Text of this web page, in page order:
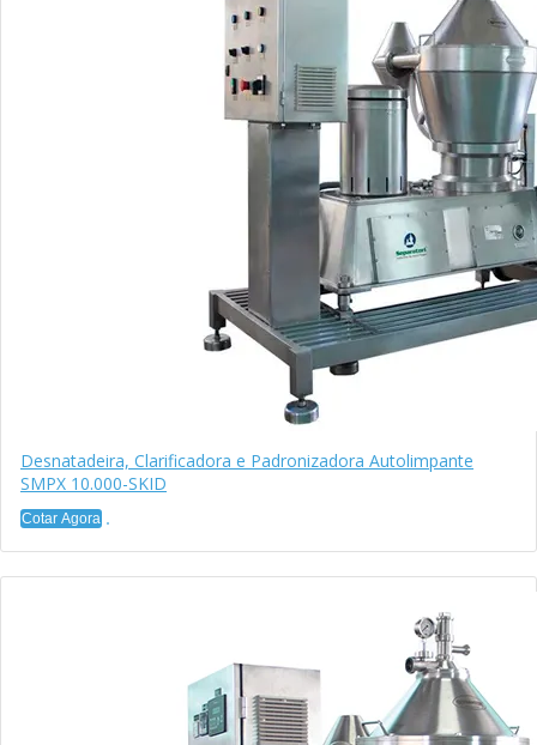
Desnatadeira, Clarificadora e Padronizadora Autolimpante
SMPX 10.000-SKID
Cotar Agora